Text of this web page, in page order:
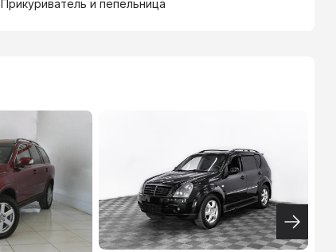
Прикуриватель и пепельница
ТИНЬКОФФ
4.9%